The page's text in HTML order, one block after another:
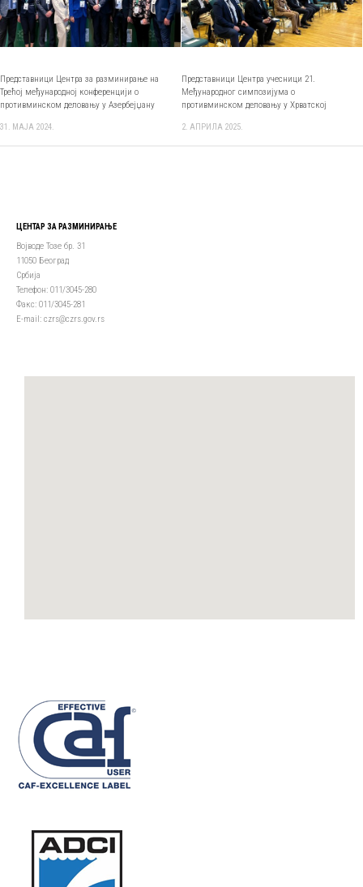
Представници Центра за разминирање на
Трећој међународној конференцији о
противминском деловању у Азербејџану
31. МАЈА 2024.
Представници Центра учесници 21.
Међународног симпозијума о
противминскoм деловању у Хрватској
2. АПРИЛА 2025.
ЦЕНТАР ЗА РАЗМИНИРАЊЕ
Војводе Тозе бр. 31
11050 Београд
Србија
Телефон: 011/3045-280
Факс: 011/3045-281
Е-mail: czrs@czrs.gov.rs